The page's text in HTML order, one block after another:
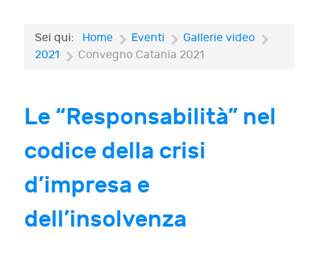
Sei qui: Home Eventi
Gallerie video
2021
Convegno Catania 2021
Le “Responsabilità” nel
codice della crisi
d’impresa e
dell’insolvenza